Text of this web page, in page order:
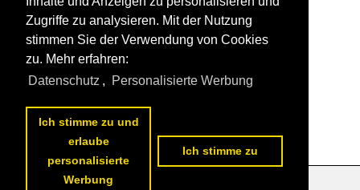
Zugriffe zu analysieren. Mit der Nutzung
stimmen Sie der Verwendung von Cookies
zu. Mehr erfahren:
Datenschutz , Personalisierte Werbung
Ich stimme zu und
erlaube
personalisierte
Werbung
Ich stimme zu